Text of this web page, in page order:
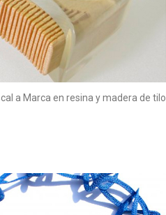
a Marca en resina y madera de tilo